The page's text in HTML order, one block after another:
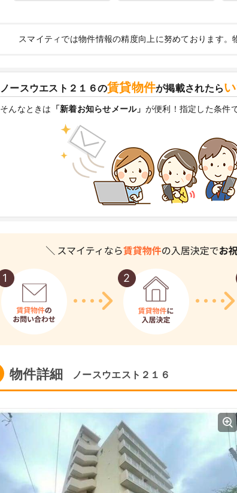
スマイティでは物件情報の精度向上に努めております。
ノースウエスト２１６の賃貸物件が掲載されたら
そんなときは 「新着お知らせメール」 が便利！指定した条件
物件詳細 ノースウエスト２１６